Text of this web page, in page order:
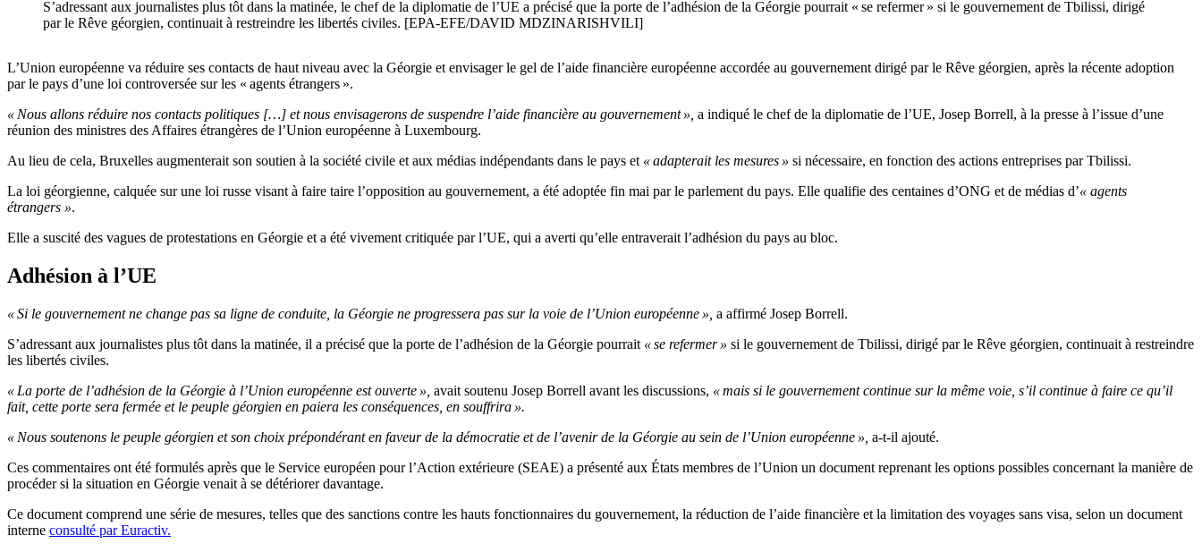
S’adressant aux journalistes plus tôt dans la matinée, le chef de la diplomatie de l’UE a précisé que la porte de l’adhésion de la Géorgie pourrait « se refermer » si le gouvernement de Tbilissi, dirigé
par le Rêve géorgien, continuait à restreindre les libertés civiles. [EPA-EFE/DAVID MDZINARISHVILI]
L’Union européenne va réduire ses contacts de haut niveau avec la Géorgie et envisager le gel de l’aide financière européenne accordée au gouvernement dirigé par le Rêve géorgien, après la récente adoption
par le pays d’une loi controversée sur les « agents étrangers ».
« Nous allons réduire nos contacts politiques […] et nous envisagerons de suspendre l’aide financière au gouvernement », a indiqué le chef de la diplomatie de l’UE, Josep Borrell, à la presse à l’issue d’une
réunion des ministres des Affaires étrangères de l’Union européenne à Luxembourg.
Au lieu de cela, Bruxelles augmenterait son soutien à la société civile et aux médias indépendants dans le pays et « adapterait les mesures » si nécessaire, en fonction des actions entreprises par Tbilissi.
La loi géorgienne, calquée sur une loi russe visant à faire taire l’opposition au gouvernement, a été adoptée fin mai par le parlement du pays. Elle qualifie des centaines d’ONG et de médias d’« agents
étrangers ».
Elle a suscité des vagues de protestations en Géorgie et a été vivement critiquée par l’UE, qui a averti qu’elle entraverait l’adhésion du pays au bloc.
Adhésion à l’UE
« Si le gouvernement ne change pas sa ligne de conduite, la Géorgie ne progressera pas sur la voie de l’Union européenne », a affirmé Josep Borrell.
S’adressant aux journalistes plus tôt dans la matinée, il a précisé que la porte de l’adhésion de la Géorgie pourrait « se refermer » si le gouvernement de Tbilissi, dirigé par le Rêve géorgien, continuait à restreindre
les libertés civiles.
« La porte de l’adhésion de la Géorgie à l’Union européenne est ouverte », avait soutenu Josep Borrell avant les discussions, « mais si le gouvernement continue sur la même voie, s’il continue à faire ce qu’il
fait, cette porte sera fermée et le peuple géorgien en paiera les conséquences, en souffrira ».
« Nous soutenons le peuple géorgien et son choix prépondérant en faveur de la démocratie et de l’avenir de la Géorgie au sein de l’Union européenne », a-t-il ajouté.
Ces commentaires ont été formulés après que le Service européen pour l’Action extérieure (SEAE) a présenté aux États membres de l’Union un document reprenant les options possibles concernant la manière de
procéder si la situation en Géorgie venait à se détériorer davantage.
Ce document comprend une série de mesures, telles que des sanctions contre les hauts fonctionnaires du gouvernement, la réduction de l’aide financière et la limitation des voyages sans visa, selon un document
interne consulté par Euractiv.